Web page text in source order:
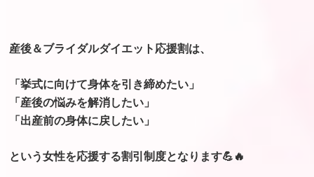
産後＆ブライダルダイエット応援割は、
「挙式に向けて身体を引き締めたい」
「産後の悩みを解消したい」
「出産前の身体に戻したい」
という女性を応援する割引制度となります💪🔥